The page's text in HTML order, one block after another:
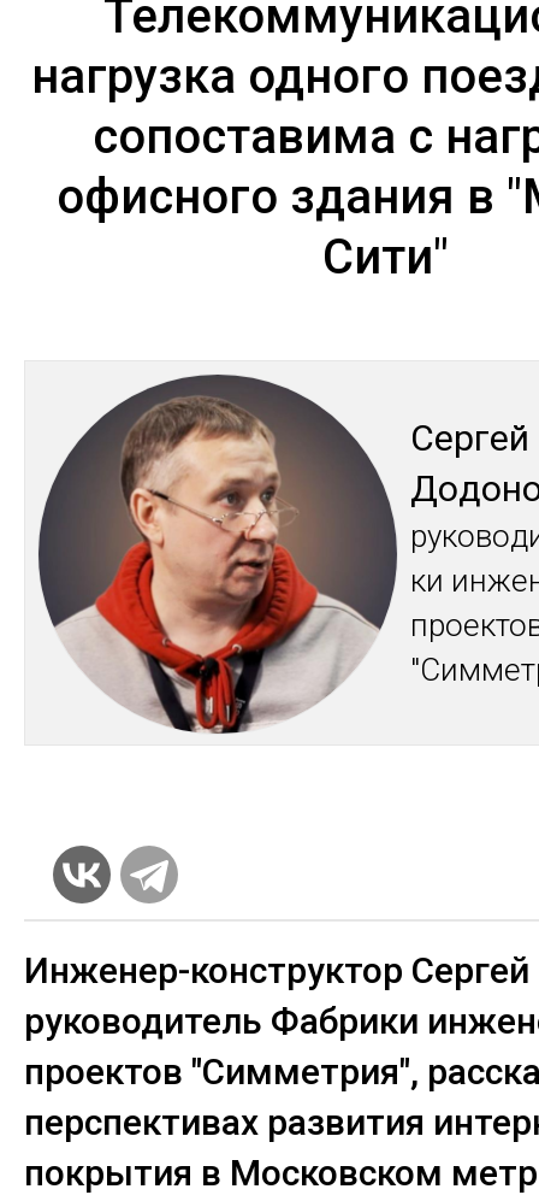
нагрузка одного
сопоставима с
офисного здания в
Сити"
Сер­гей
ки
Инженер-конструктор
руководитель Фабрики
проектов "Симметрия",
перспективах развития
покрытия в Московском